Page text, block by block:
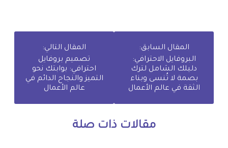
المقال السابق:
البروفايل الاحترافي:
دليلك الشامل لترك
بصمة لا تُنسى وبناء
الثقة في عالم الأعمال
المقال التالي:
تصميم بروفايل
احترافي: بوابتك نحو
التميز والنجاح الدائم في
عالم الأعمال
مقالات ذات صلة